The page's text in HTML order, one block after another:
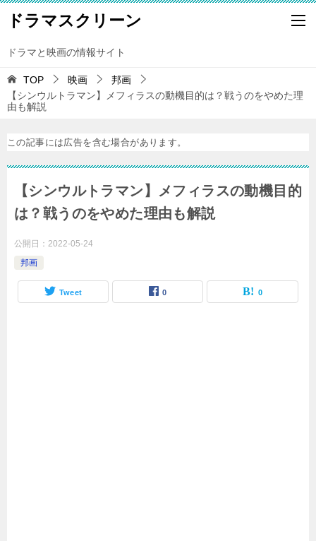
ドラマスクリーン
ドラマと映画の情報サイト
TOP 映画
邦画
【シンウルトラマン】メフィラスの動機目的は？戦うのをやめた理
由も解説
この記事には広告を含む場合があります。
【シンウルトラマン】メフィラスの動機目的
は？戦うのをやめた理由も解説
公開日： 2022-05-24
邦画
Tweet 0 0